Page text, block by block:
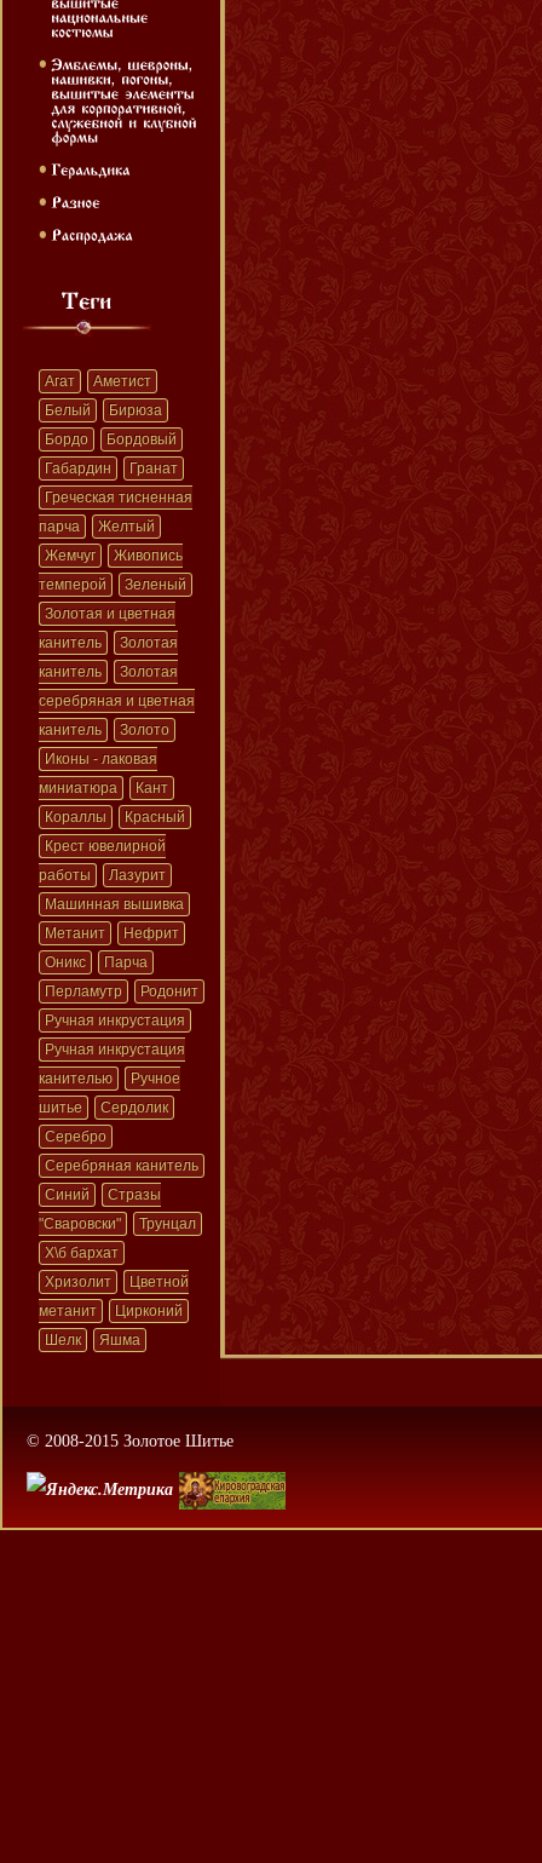
Агат
Аметист
Белый
Бирюза
Бордо
Бордовый
Габардин
Гранат
Греческая тисненная
парча
Желтый
Жемчуг
Живопись
темперой
Зеленый
Золотая и цветная
канитель
Золотая
канитель
Золотая
серебряная и цветная
канитель
Золото
Иконы - лаковая
миниатюра
Кант
Кораллы
Красный
Крест ювелирной
работы
Лазурит
Машинная вышивка
Метанит
Нефрит
Оникс
Парча
Перламутр
Родонит
Ручная инкрустация
Ручная инкрустация
канителью
Ручное
шитье
Сердолик
Серебро
Серебряная канитель
Синий
Стразы
"Сваровски"
Трунцал
Х\б бархат
Хризолит
Цветной
метанит
Цирконий
Шелк
Яшма
© 2008-2015 Золотое Шитье